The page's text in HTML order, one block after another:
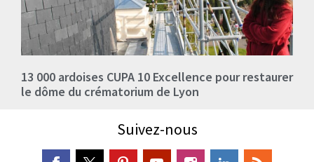
13 000 ardoises CUPA 10 Excellence pour restaurer
le dôme du crématorium de Lyon
Suivez-nous